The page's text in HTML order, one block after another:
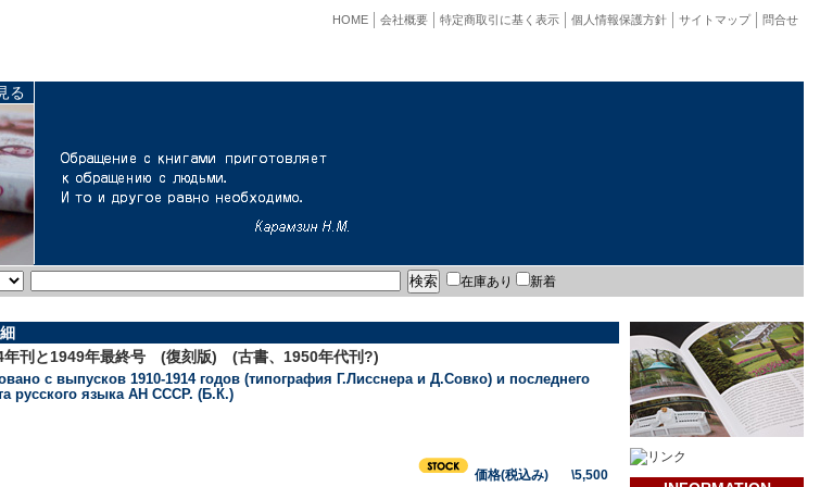
問合せ
サイトマップ
個人情報保護方針
特定商取引に基く表示
会社概要
HOME
る
在庫あり 新着
刊と1949年最終号 (復刻版) (古書、1950年代刊?)
с выпусков 1910-1914 годов (типография Г.Лисснера и Д.Совко) и последнего
русского языка АН СССР. (Б.К.)
価格(税込み) \5,500